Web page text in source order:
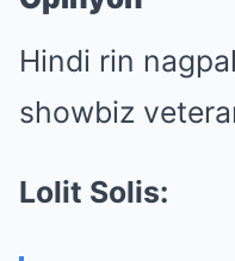
Hindi rin
showbiz
Lolit Solis: